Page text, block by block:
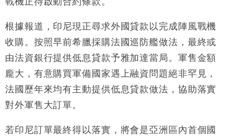
16:33
根據報道，印尼現正尋求外國貸款以完成陣風戰機
收購。按照早前希臘採購法國巡防艦做法，最終或
由法資銀行提供低息貸款予雅加達當局。軍售金額
龐大，有意購買軍備國家遇上融資問題絕非罕見，
法國歷年來均有主動提供低息貸款做法，協助落實
對外軍售大訂單。
若印尼訂單最終得以落實，將會是亞洲區內首個國